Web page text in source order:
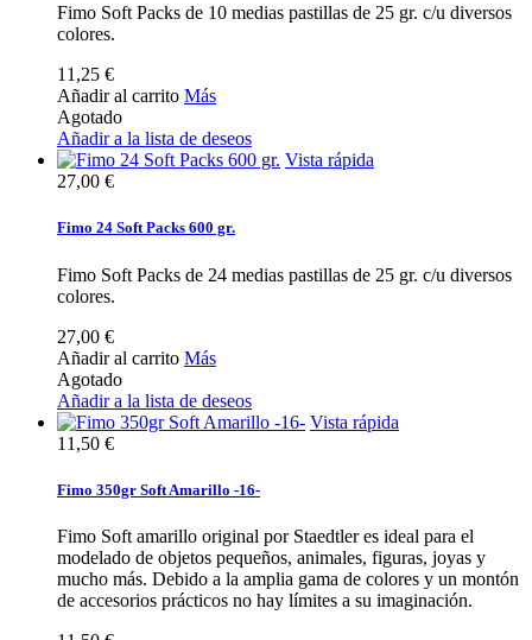
Fimo Soft Packs de 10 medias pastillas de 25 gr. c/u diversos
colores.
11,25 €
Añadir al carrito Más
Agotado
Añadir a la lista de deseos
Vista rápida
27,00 €
Fimo 24 Soft Packs 600 gr.
Fimo Soft Packs de 24 medias pastillas de 25 gr. c/u diversos
colores.
27,00 €
Añadir al carrito Más
Agotado
Añadir a la lista de deseos
Vista rápida
11,50 €
Fimo 350gr Soft Amarillo -16-
Fimo Soft amarillo original por Staedtler es ideal para el
modelado de objetos pequeños, animales, figuras, joyas y
mucho más. Debido a la amplia gama de colores y un montón
de accesorios prácticos no hay límites a su imaginación.